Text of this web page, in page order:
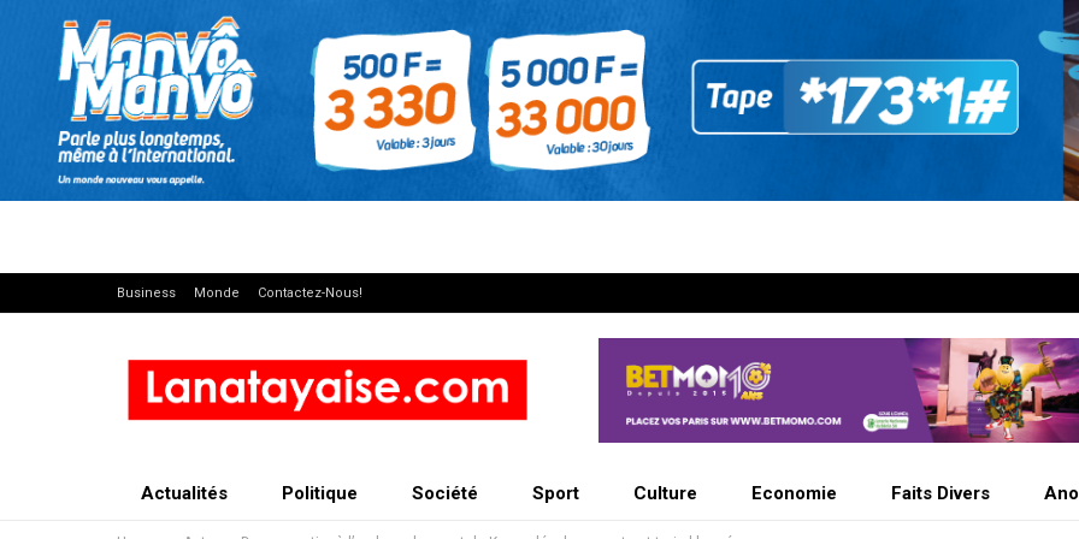
Business Monde Contactez-Nous!
Actualités Politique Société Sport Culture Economie Faits Divers